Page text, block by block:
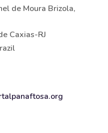
de Moura Brizola,
Caxias-RJ